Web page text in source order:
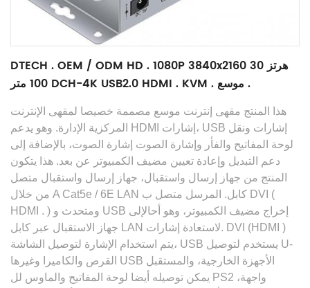
DTECH . OEM / ODM HD . 1080P 3840x2160 30 هرتز
100 متر DCH-4K USB2.0 HDMI . KVM . موسع .
هذا المنتج مقهى إنترنت موسع مصممة خصيصا لمقهى الإنترنت
المركزية الإدارة. وهو يدعم HDMI إشارات، USB إشارات ونقل
لوحة المفاتيح والفأر وإشارة الصوت إشارة الصوت، بالإضافة إلى
دعم التبديل وإعادة تعيين مضيف الكمبيوتر عن بعد. هذا يتكون
المنتج من جهاز إرسال واستقبال، جهاز إرسال واستقبال متصل
من خلال A Cat5e / 6E LAN كابل. المرسل متصل ب DVI (
HDMI . ) ومتحدث و USB إخراج مضيف الكمبيوتر، وهو أحالإلى
جهاز الاستقبال عبر كابل LAN لاستعادة إشارات. DVI (HDMI )
يتم استخدام الإشارة لتوصيل الشاشة، USB يستخدم لتوصيل U-
القرص والكاميرا وغيرها USB الأجهزة الخارجية، والمستقبل
يمكن توصيله أيضا لوحة المفاتيح والماوس لل PS2 واجهة،